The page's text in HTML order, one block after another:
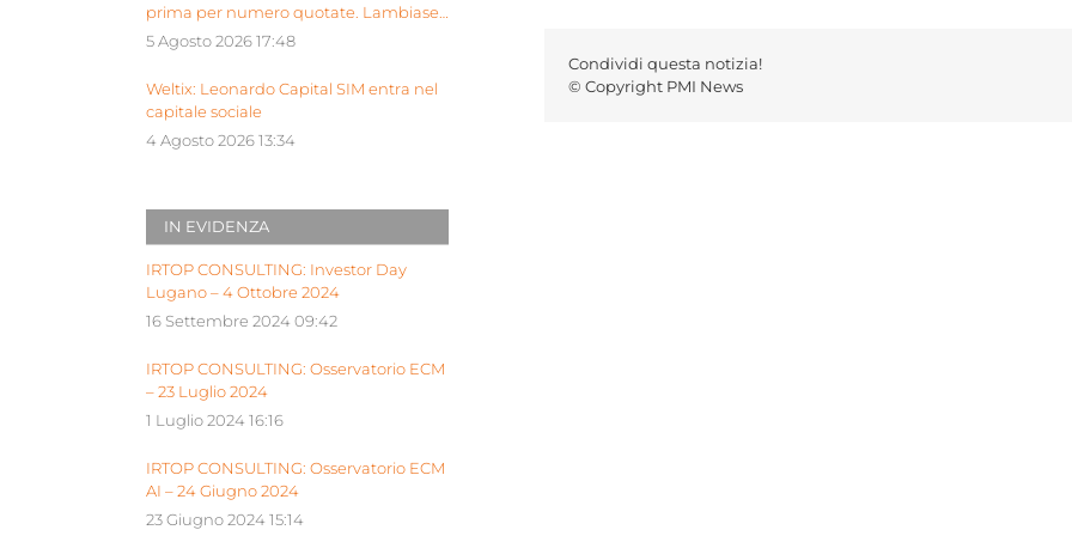
Condividi questa notizia!
© Copyright PMI News
prima per numero quotate. Lambiase:
“Milano piattaforma europea Siu”
5 Agosto 2026 17:48
Weltix: Leonardo Capital SIM entra nel
capitale sociale
4 Agosto 2026 13:34
IN EVIDENZA
IRTOP CONSULTING: Investor Day
Lugano – 4 Ottobre 2024
16 Settembre 2024 09:42
IRTOP CONSULTING: Osservatorio ECM
– 23 Luglio 2024
1 Luglio 2024 16:16
IRTOP CONSULTING: Osservatorio ECM
AI – 24 Giugno 2024
23 Giugno 2024 15:14